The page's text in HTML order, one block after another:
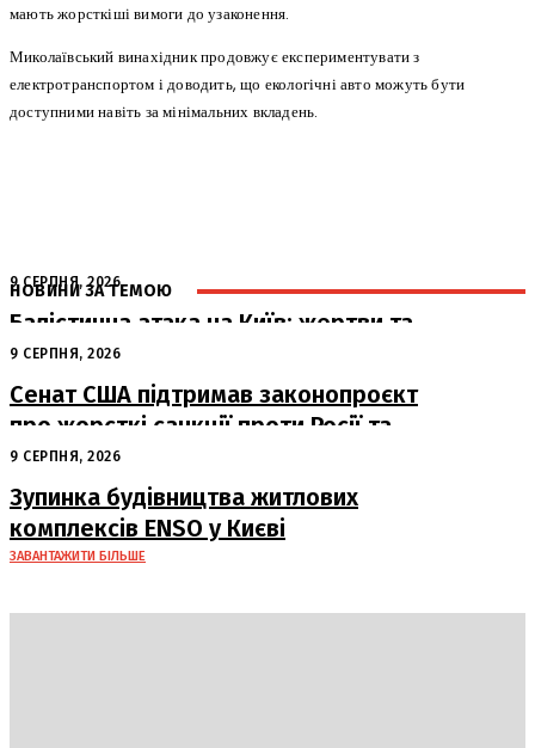
мають жорсткіші вимоги до узаконення.
Миколаївський винахідник продовжує експериментувати з
електротранспортом і доводить, що екологічні авто можуть бути
доступними навіть за мінімальних вкладень.
НОВИНИ ЗА ТЕМОЮ
9 СЕРПНЯ, 2026
Балістична атака на Київ: жертви та
руйнування
9 СЕРПНЯ, 2026
Сенат США підтримав законопроєкт
про жорсткі санкції проти Росії та
Ірану
9 СЕРПНЯ, 2026
Зупинка будівництва житлових
комплексів ENSO у Києві
ЗАВАНТАЖИТИ БІЛЬШЕ